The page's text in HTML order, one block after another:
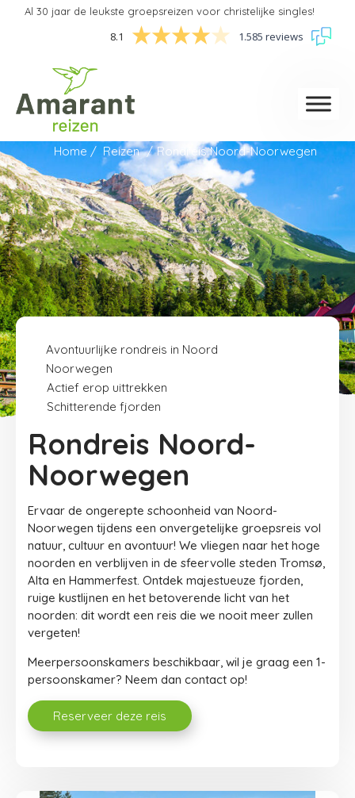
Al 30 jaar de leukste groepsreizen voor christelijke singles!
8.1 1.585 reviews
Home Reizen Rondreis Noord-Noorwegen
Rondreis Noord-
Noorwegen
Ervaar de ongerepte schoonheid van Noord-
Noorwegen tijdens een onvergetelijke groepsreis vol
natuur, cultuur en avontuur! We vliegen naar het hoge
noorden en verblijven in de sfeervolle steden Tromsø,
Alta en Hammerfest. Ontdek majestueuze fjorden,
ruige kustlijnen en het betoverende licht van het
noorden: dit wordt een reis die we nooit meer zullen
vergeten!
Meerpersoonskamers beschikbaar, wil je graag een 1-
persoonskamer? Neem dan contact op!
Avontuurlijke rondreis in Noord
Noorwegen
Actief erop uittrekken
Schitterende fjorden